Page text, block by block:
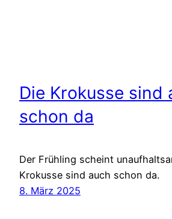
Die Krokusse sind
schon da
Der Frühling scheint
Krokusse sind auch schon da.
8. März 2025